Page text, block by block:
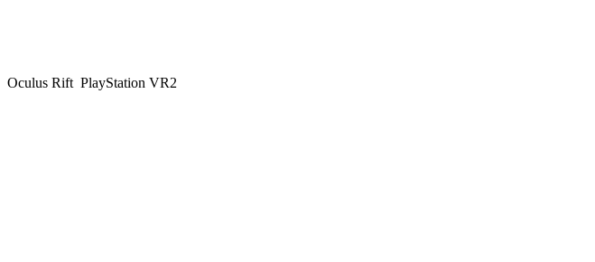
Oculus Rift PlayStation VR2